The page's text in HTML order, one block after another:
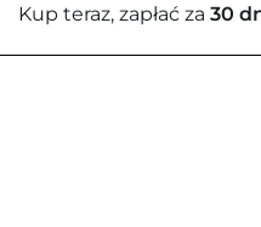
Kup teraz, zapłać za 30